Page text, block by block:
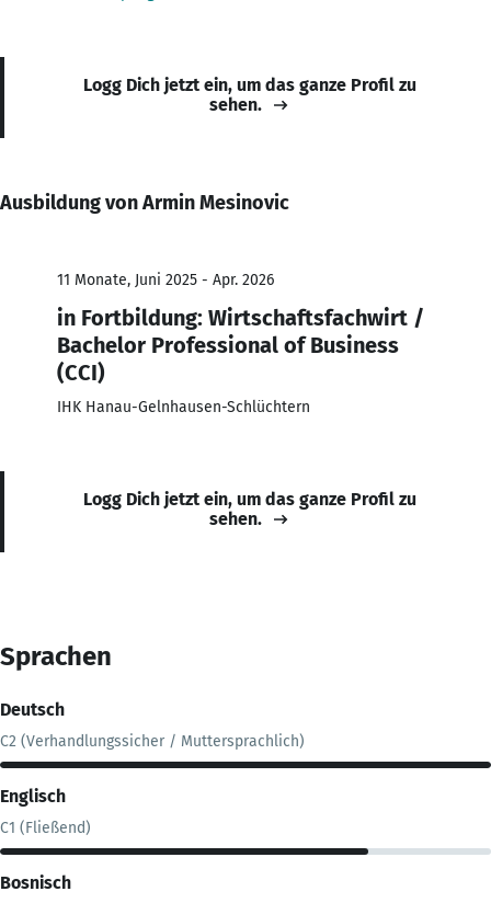
Logg Dich jetzt ein, um das ganze Profil zu
sehen.
Ausbildung von Armin Mesinovic
11 Monate, Juni 2025 - Apr. 2026
in Fortbildung: Wirtschaftsfachwirt /
Bachelor Professional of Business
(CCI)
IHK Hanau-Gelnhausen-Schlüchtern
Logg Dich jetzt ein, um das ganze Profil zu
sehen.
Sprachen
Deutsch
C2 (Verhandlungssicher / Muttersprachlich)
Englisch
C1 (Fließend)
Bosnisch